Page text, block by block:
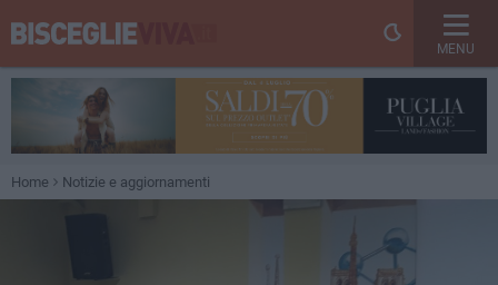
MENU
Home Notizie e aggiornamenti